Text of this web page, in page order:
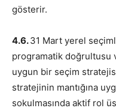
gösterir.
4.6.31 Mart yerel
programatik doğrultusu
uygun bir seçim
stratejinin mantığına
sokulmasında aktif rol